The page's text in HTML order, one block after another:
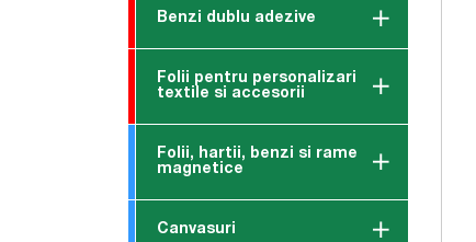
Benzi dublu adezive
Folii pentru personalizari
textile si accesorii
Folii, hartii, benzi si rame
magnetice
Canvasuri